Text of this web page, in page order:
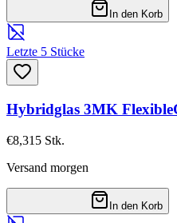
In den Korb
Letzte 5 Stücke
Hybridglas 3MK
€8,31 5 Stk.
Versand morgen
In den Korb